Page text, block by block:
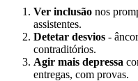
Ver inclusão nos
assistentes.
Detetar desvios -
contraditórios.
Agir mais depressa
entregas, com provas.